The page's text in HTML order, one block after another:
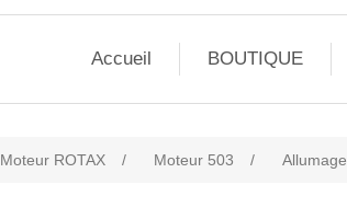
Accueil BOUTIQUE
Moteur ROTAX / Moteur 503 / Allumage